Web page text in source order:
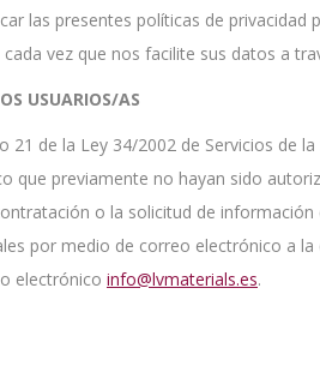
las presentes políticas de
vez que nos facilite sus datos a
USUARIOS/AS
21 de la Ley 34/2002 de Servicios de
que previamente no hayan sido
o la solicitud de
por medio de correo electrónico a
electrónico info@lvmaterials.es.